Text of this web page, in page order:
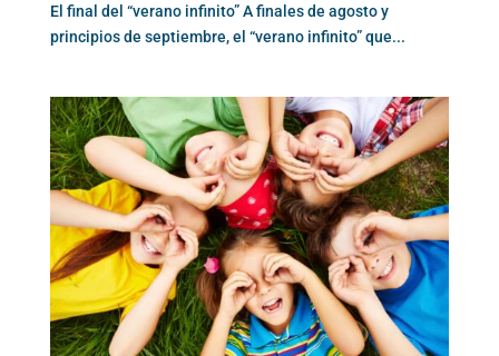
El final del “verano infinito” A finales de agosto y
principios de septiembre, el “verano infinito” que...